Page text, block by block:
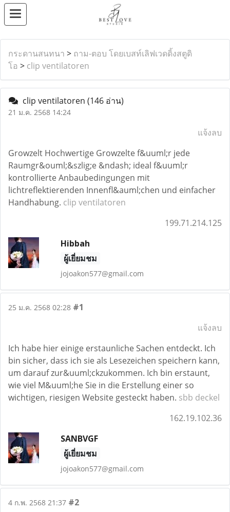
กระดานสนทนา > ถาม-ตอบ โดยเบสท์เลิฟเวดดิ้งสตูดิ
โอ > clip ventilatoren
clip ventilatoren (146 อ่าน)
21 ม.ค. 2568 14:24
แจ้งลบ
Growzelt Hochwertige Growzelte f&uuml;r jede
Raumgr&ouml;&szlig;e &ndash; ideal f&uuml;r
kontrollierte Anbaubedingungen mit
lichtreflektierenden Innenfl&auml;chen und einfacher
Handhabung. clip ventilatoren
199.71.214.125
Hibbah
ผู้เยี่ยมชม
jojoakon577@gmail.com
25 ม.ค. 2568 02:28 #1
แจ้งลบ
Ich habe hier einige erstaunliche Sachen entdeckt. Ich
bin sicher, dass ich sie als Lesezeichen speichern kann,
um darauf zur&uuml;ckzukommen. Ich bin erstaunt,
wie viel M&uuml;he Sie in die Erstellung einer so
wichtigen, riesigen Website gesteckt haben. sbb deckel
162.19.102.36
SANBVGF
ผู้เยี่ยมชม
jojoakon577@gmail.com
4 ก.พ. 2568 21:37 #2